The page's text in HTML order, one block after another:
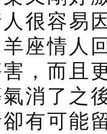
很容易
座情人
，而且
消了之
有可能